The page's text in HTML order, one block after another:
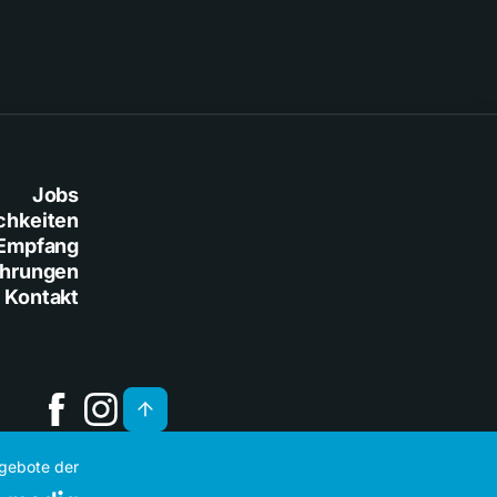
Jobs
Kontakt
der